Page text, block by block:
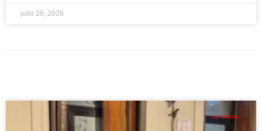
julio 29, 2026
CARTAGENA